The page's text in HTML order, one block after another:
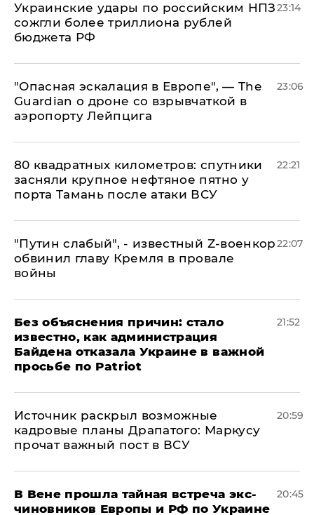
Украинские удары по российским НПЗ
сожгли более триллиона рублей
бюджета РФ
23:14
"Опасная эскалация в Европе", — The
Guardian о дроне со взрывчаткой в
аэропорту Лейпцига
23:06
80 квадратных километров: спутники
засняли крупное нефтяное пятно у
порта Тамань после атаки ВСУ
22:21
​"Путин слабый", - известный Z-военкор
обвинил главу Кремля в провале
войны
22:07
Без объяснения причин: стало
известно, как администрация
Байдена отказала Украине в важной
просьбе по Patriot
21:52
​Источник раскрыл возможные
кадровые планы Драпатого: Маркусу
прочат важный пост в ВСУ
20:59
В Вене прошла тайная встреча экс-
чиновников Европы и РФ по Украине
20:45